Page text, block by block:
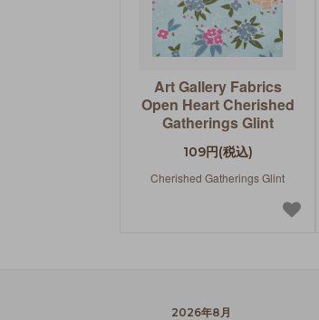
Art Gallery Fabrics
Open Heart Cherished
Gatherings Glint
109円(税込)
Cherished Gatherings Glint
2026年8月